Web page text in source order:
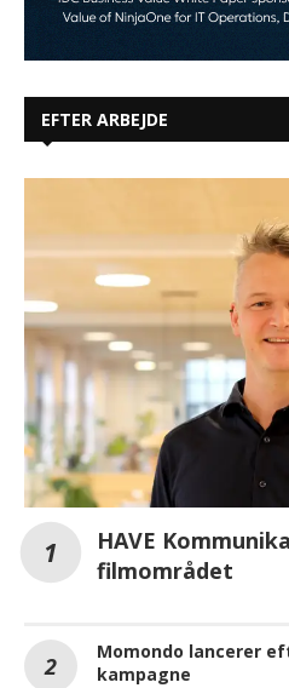
EFTER ARBEJDE
HAVE
filmområdet
Momondo lancerer
kampagne